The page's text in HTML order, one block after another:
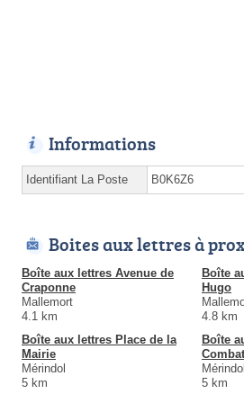
Informations
Identifiant La Poste B0K6Z6
Boites aux lettres à
Boîte aux lettres Avenue de
Craponne
Mallemort
4.1 km
Boîte
Hugo
4.8 km
Boîte aux lettres Place de la
Mairie
Mérindol
5 km
Boîte
Mérindol
5 km